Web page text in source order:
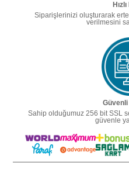
Siparişlerinizi oluşturarak
verilmesini
Güvenli
Sahip olduğumuz 256 bit SSL
güvenle